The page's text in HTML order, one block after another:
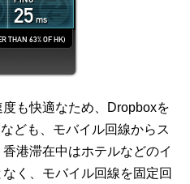
も快適なため、Dropboxを
ども、モバイル回線からス
港滞在中はホテルなどのイ
く、モバイル回線を固定回